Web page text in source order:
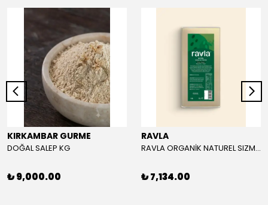
KIRKAMBAR GURME
DOĞAL SALEP KG
₺ 9,000.00
RAVLA
RAVLA ORGANİK NATUREL SIZMA ZEYTİNYAĞI 5L
₺ 7,134.00